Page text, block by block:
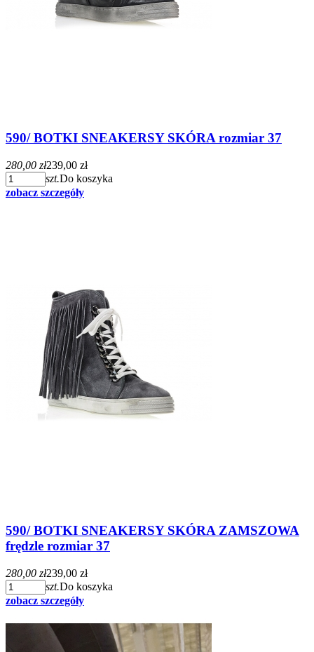
590/ BOTKI SNEAKERSY SKÓRA rozmiar 37
280,00 zł239,00 zł
szt.Do koszyka
zobacz szczegóły
590/ BOTKI SNEAKERSY SKÓRA ZAMSZOWA
frędzle rozmiar 37
280,00 zł239,00 zł
szt.Do koszyka
zobacz szczegóły